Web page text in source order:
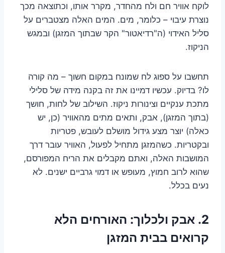
לוקח אוויר חם ולח מהחדר, מקרר אותו, וכתוצאה מכך
נוצרת עיבוי – כלומר, מים. המים האלה מצטברים על
סליל האידוי (ה"רדיאטור" הקר שבתוך המזגן) ובמגש
הניקוז.
תחשבו על ספוג לח שמונח במקום חשוך – מה קורה
לו? בדיוק. עכשיו דמיינו את זה בקנה מידה של סלילי
מתכת ענקיים וצינורות ניקוז. השילוב של לחות, חושך
(בתוך המזגן), אבק, ותאים מתים מהאוויר (כן, יש
כאלה) יוצר מצע גידול מושלם לעובש, פטריות
ובקטריות. כשהמזגן מתחיל לפעול, האוויר עובר דרך
המושבות האלה, ואתם מקבלים את הריח המפורסם,
שהוא לרוב חמוץ, מעופש או דמוי גרביים ישנים. לא
נעים בכלל.
2. אבק ולכלוך: האורחים הלא
קרואים בבית המזגן